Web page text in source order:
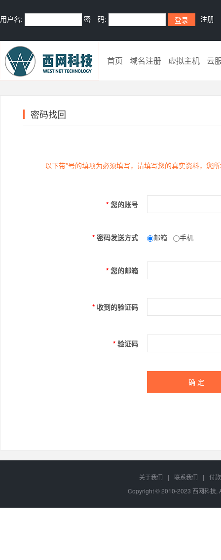
用户名: 密 码: 注册
首页 域名注册 虚拟主机 云
密码找回
以下带*号的填项为必须填写，请填写您的真实资料，您
* 您的账号
* 密码发送方式 邮箱 手机
* 您的邮箱
* 收到的验证码
* 验证码
关于我们 | 联系我们 |
付
Copyright © 2010-2023 西网科技